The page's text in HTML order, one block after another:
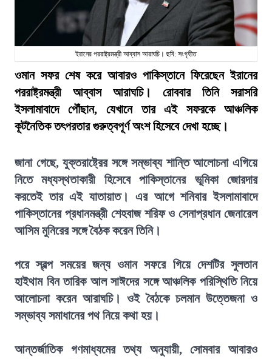
ইরানের পররাষ্ট্রমন্ত্রী আব্বাস আরাঘচি। ছবি: সংগৃহীত
ওমান সফর শেষ করে আবারও পাকিস্তানে ফিরেছেন ইরানের
পররাষ্ট্রমন্ত্রী আব্বাস আরাঘচি। রোববার তিনি সরাসরি
ইসলামাবাদে পৌঁছান, যেখানে তার এই সফরকে আঞ্চলিক
কূটনৈতিক তৎপরতার গুরুত্বপূর্ণ অংশ হিসেবে দেখা হচ্ছে।
জানা গেছে, যুক্তরাষ্ট্রের সঙ্গে সম্ভাব্য শান্তি আলোচনা এগিয়ে
নিতে মধ্যস্থতাকারী হিসেবে পাকিস্তানের ভূমিকা জোরদার
করতেই তার এই যাতায়াত। এর আগে শনিবার ইসলামাবাদে
পাকিস্তানের প্রধানমন্ত্রী শেহবাজ শরিফ ও সেনাপ্রধান জেনারেল
আসিম মুনিরের সঙ্গে বৈঠক করেন তিনি।
পরে স্বল্প সময়ের জন্য ওমান সফরে গিয়ে দেশটির সুলতান
হাইথাম বিন তারিক আল সাঈদের সঙ্গে আঞ্চলিক পরিস্থিতি নিয়ে
আলোচনা করেন আরাঘচি। ওই বৈঠকে চলমান উত্তেজনা ও
সম্ভাব্য সমাধানের পথ নিয়ে কথা হয়।
আন্তর্জাতিক গণমাধ্যমের তথ্য অনুযায়ী, সোমবার আবারও